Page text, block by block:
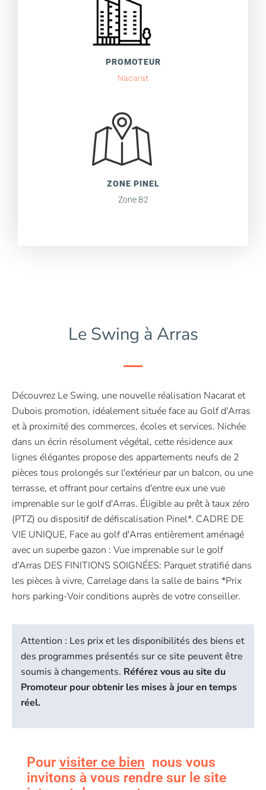
PROMOTEUR
Nacarat
ZONE PINEL
Zone B2
Le Swing à Arras
Découvrez Le Swing, une nouvelle réalisation Nacarat et
Dubois promotion, idéalement située face au Golf d'Arras
et à proximité des commerces, écoles et services. Nichée
dans un écrin résolument végétal, cette résidence aux
lignes élégantes propose des appartements neufs de 2
pièces tous prolongés sur l'extérieur par un balcon, ou une
terrasse, et offrant pour certains d'entre eux une vue
imprenable sur le golf d'Arras. Éligible au prêt à taux zéro
(PTZ) ou dispositif de défiscalisation Pinel*. CADRE DE
VIE UNIQUE, Face au golf d'Arras entièrement aménagé
avec un superbe gazon : Vue imprenable sur le golf
d'Arras DES FINITIONS SOIGNÉES: Parquet stratifié dans
les pièces à vivre, Carrelage dans la salle de bains *Prix
hors parking-Voir conditions auprès de votre conseiller.
Attention : Les prix et les disponibilités des biens et
des programmes présentés sur ce site peuvent être
soumis à changements. Référez vous au site du
Promoteur pour obtenir les mises à jour en temps
réel.
Pour visiter ce bien nous vous
invitons à vous rendre sur le site